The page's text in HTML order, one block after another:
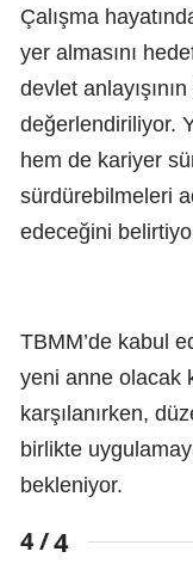
Çalışma
yer almasını
devlet
değerlendiriliyor.
hem de kariyer
sürdürebilmeleri
edeceğini
TBMM’de kabul
yeni anne olacak
karşılanırken,
birlikte
bekleniyor.
4 /4